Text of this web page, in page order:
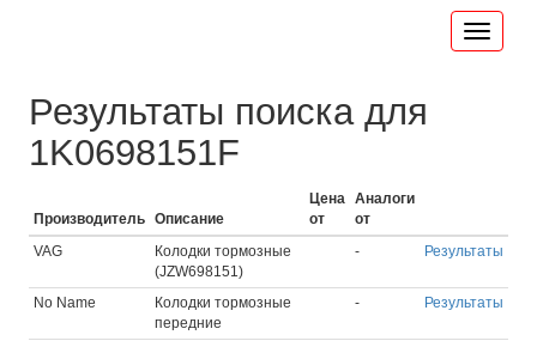
Результаты поиска для
1K0698151F
Производитель Описание
Цена
от
Аналоги
от
VAG
Колодки тормозные
(JZW698151)
- Результаты
No Name
Колодки тормозные
передние
- Результаты